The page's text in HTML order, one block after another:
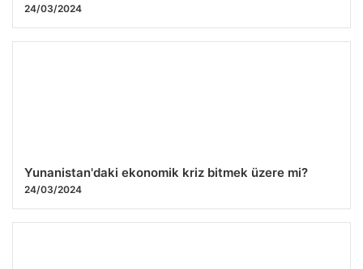
24/03/2024
Yunanistan'daki ekonomik kriz bitmek üzere mi?
24/03/2024